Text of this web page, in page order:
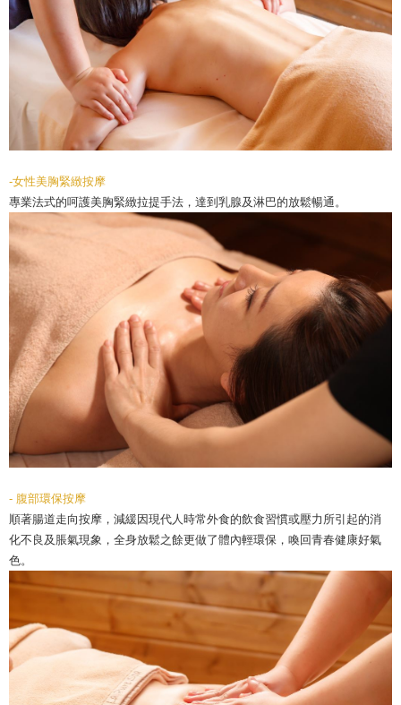
-女性美胸緊緻按摩
專業法式的呵護美胸緊緻拉提手法，達到乳腺及淋巴的放鬆暢通。
- 腹部環保按摩
順著腸道走向按摩，減緩因現代人時常外食的飲食習慣或壓力所引起的消
化不良及脹氣現象，全身放鬆之餘更做了體內輕環保，喚回青春健康好氣
色。